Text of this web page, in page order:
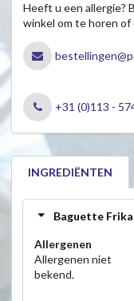
Heeft u een allergie?
winkel om te horen
+31 (0)113 -
INGREDIËNTEN
Baguette
Allergenen
Allergenen niet
bekend.